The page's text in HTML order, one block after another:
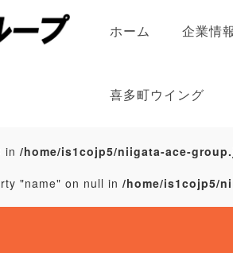
ホーム 企業情報
喜多町ウイング
in /home/is1cojp5/niigata-ace-
"name" on null in /home/is1cojp5/